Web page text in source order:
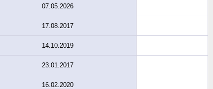
07.05.2026
17.08.2017
14.10.2019
23.01.2017
16.02.2020